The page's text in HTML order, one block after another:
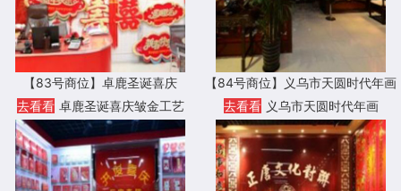
【83号商位】卓鹿圣诞喜庆
去看看 卓鹿圣诞喜庆皱金工艺
【84号商位】义乌市天圆时代年画
去看看 义乌市天圆时代年画